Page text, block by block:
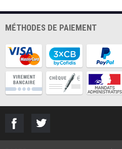
MÉTHODES DE PAIEMENT